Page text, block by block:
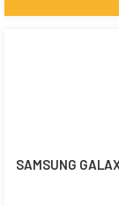
SAMSUNG